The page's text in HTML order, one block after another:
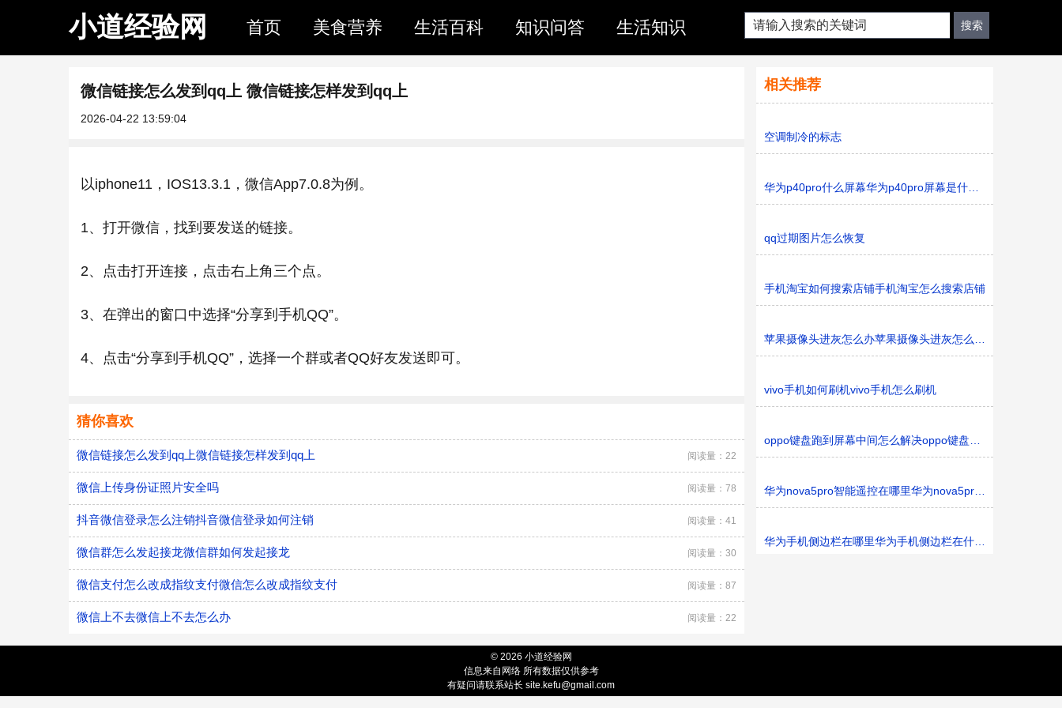
小道经验网 首页 美食营养 生活百科 知识问答 生活知识
微信链接怎么发到qq上 微信链接怎样发到qq上
2026-04-22 13:59:04
以iphone11，IOS13.3.1，微信App7.0.8为例。
1、打开微信，找到要发送的链接。
2、点击打开连接，点击右上角三个点。
3、在弹出的窗口中选择“分享到手机QQ”。
4、点击“分享到手机QQ”，选择一个群或者QQ好友发送即可。
猜你喜欢
微信链接怎么发到qq上微信链接怎样发到qq上 阅读量：22
微信上传身份证照片安全吗 阅读量：78
抖音微信登录怎么注销抖音微信登录如何注销 阅读量：41
微信群怎么发起接龙微信群如何发起接龙 阅读量：30
微信支付怎么改成指纹支付微信怎么改成指纹支付 阅读量：87
微信上不去微信上不去怎么办 阅读量：22
相关推荐
空调制冷的标志
华为p40pro什么屏幕华为p40pro屏幕是什么样的
qq过期图片怎么恢复
手机淘宝如何搜索店铺手机淘宝怎么搜索店铺
苹果摄像头进灰怎么办苹果摄像头进灰怎么解决
vivo手机如何刷机vivo手机怎么刷机
oppo键盘跑到屏幕中间怎么解决oppo键盘跑到屏幕中间如何
华为nova5pro智能遥控在哪里华为nova5pro智能遥控在什么
华为手机侧边栏在哪里华为手机侧边栏在什么地方
© 2026 小道经验网
信息来自网络 所有数据仅供参考
有疑问请联系站长 site.kefu@gmail.com